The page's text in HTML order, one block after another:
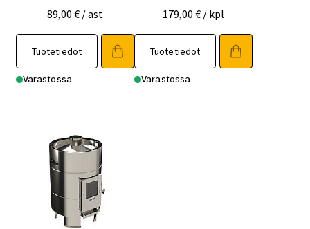
89,00 € / ast
Tuotetiedot
Varastossa
179,00€ / kpl
Tuotetiedot
Varastossa